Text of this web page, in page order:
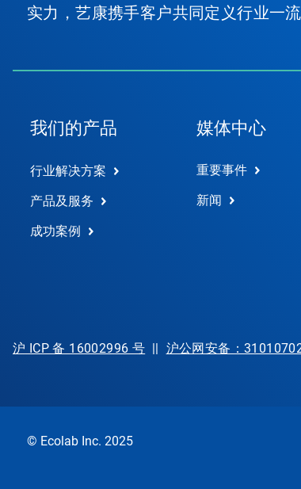
实力，艺康携手客户共同定义行业一
我们的产品
行业解决方案
产品及服务
成功案例
媒体中心
重要事件
新闻
沪 ICP 备 16002996 号 || 沪公网安备：
© Ecolab Inc. 2025